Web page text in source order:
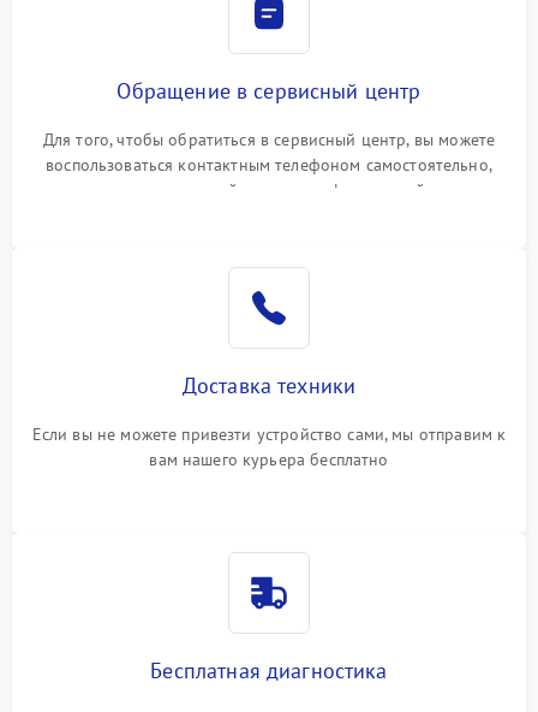
Обращение в сервисный центр
Для того, чтобы обратиться в сервисный центр, вы можете
воспользоваться контактным телефоном самостоятельно,
или оставить свой номер телефона на сайте
Доставка техники
Если вы не можете привезти устройство сами, мы отправим к
вам нашего курьера бесплатно
Бесплатная диагностика